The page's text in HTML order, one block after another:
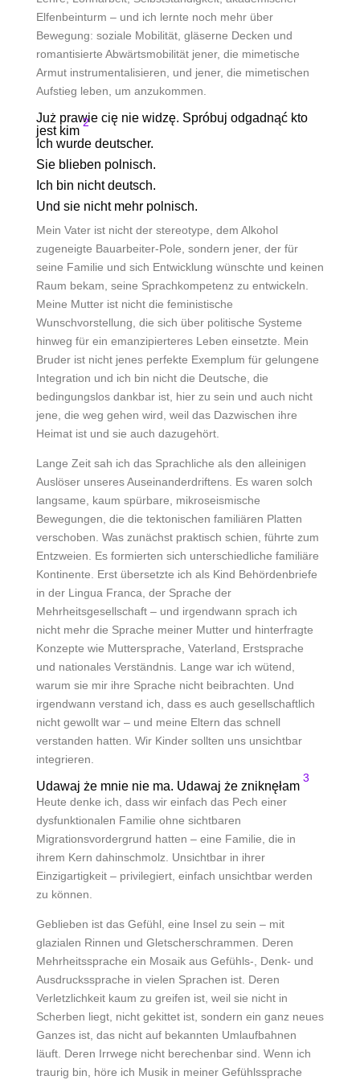
Elfenbeinturm – und ich lernte noch mehr über
Bewegung: soziale Mobilität, gläserne Decken und
romantisierte Abwärtsmobilität jener, die mimetische
Armut instrumentalisieren, und jener, die mimetischen
Aufstieg leben, um anzukommen.
Już prawie cię nie widzę. Spróbuj odgadnąć kto
jest kim
2
Ich wurde deutscher.
Sie blieben polnisch.
Ich bin nicht deutsch.
Und sie nicht mehr polnisch.
Mein Vater ist nicht der stereotype, dem Alkohol
zugeneigte Bauarbeiter-Pole, sondern jener, der für
seine Familie und sich Entwicklung wünschte und keinen
Raum bekam, seine Sprachkompetenz zu entwickeln.
Meine Mutter ist nicht die feministische
Wunschvorstellung, die sich über politische Systeme
hinweg für ein emanzipierteres Leben einsetzte. Mein
Bruder ist nicht jenes perfekte Exemplum für gelungene
Integration und ich bin nicht die Deutsche, die
bedingungslos dankbar ist, hier zu sein und auch nicht
jene, die weg gehen wird, weil das Dazwischen ihre
Heimat ist und sie auch dazugehört.
Lange Zeit sah ich das Sprachliche als den alleinigen
Auslöser unseres Auseinanderdriftens. Es waren solch
langsame, kaum spürbare, mikroseismische
Bewegungen, die die tektonischen familiären Platten
verschoben. Was zunächst praktisch schien, führte zum
Entzweien. Es formierten sich unterschiedliche familiäre
Kontinente. Erst übersetzte ich als Kind Behördenbriefe
in der Lingua Franca, der Sprache der
Mehrheitsgesellschaft – und irgendwann sprach ich
nicht mehr die Sprache meiner Mutter und hinterfragte
Konzepte wie Muttersprache, Vaterland, Erstsprache
und nationales Verständnis. Lange war ich wütend,
warum sie mir ihre Sprache nicht beibrachten. Und
irgendwann verstand ich, dass es auch gesellschaftlich
nicht gewollt war – und meine Eltern das schnell
verstanden hatten. Wir Kinder sollten uns unsichtbar
integrieren.
Udawaj że mnie nie ma. Udawaj że zniknęłam
3
Heute denke ich, dass wir einfach das Pech einer
dysfunktionalen Familie ohne sichtbaren
Migrationsvordergrund hatten – eine Familie, die in
ihrem Kern dahinschmolz. Unsichtbar in ihrer
Einzigartigkeit – privilegiert, einfach unsichtbar werden
zu können.
Geblieben ist das Gefühl, eine Insel zu sein – mit
glazialen Rinnen und Gletscherschrammen. Deren
Mehrheitssprache ein Mosaik aus Gefühls-, Denk- und
Ausdruckssprache in vielen Sprachen ist. Deren
Verletzlichkeit kaum zu greifen ist, weil sie nicht in
Scherben liegt, nicht gekittet ist, sondern ein ganz neues
Ganzes ist, das nicht auf bekannten Umlaufbahnen
läuft. Deren Irrwege nicht berechenbar sind. Wenn ich
traurig bin, höre ich Musik in meiner Gefühlssprache